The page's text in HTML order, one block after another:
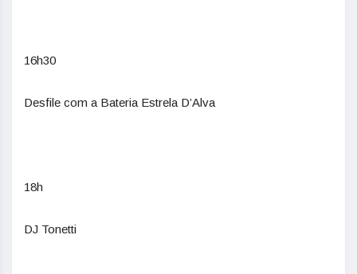
16h30
Desfile com a Bateria Estrela D’Alva
18h
DJ Tonetti